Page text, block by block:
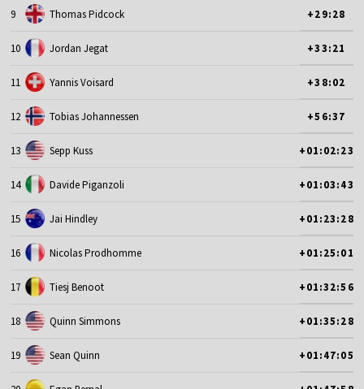
9 Thomas Pidcock +29:28
10 Jordan Jegat +33:21
11 Yannis Voisard +38:02
12 Tobias Johannessen +56:37
13 Sepp Kuss +01:02:23
14 Davide Piganzoli +01:03:43
15 Jai Hindley +01:23:28
16 Nicolas Prodhomme +01:25:01
17 Tiesj Benoot +01:32:56
18 Quinn Simmons +01:35:28
19 Sean Quinn +01:47:05